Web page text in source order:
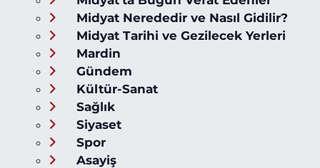
Midyat Nerededir ve Nasıl Gidilir?
Midyat Tarihi ve Gezilecek Yerleri
Mardin
Gündem
Kültür-Sanat
Sağlık
Siyaset
Spor
Asayiş